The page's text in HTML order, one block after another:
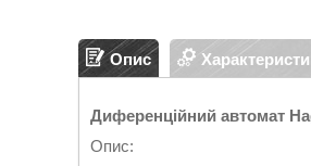
Опис
Диференційний автомат
Опис: